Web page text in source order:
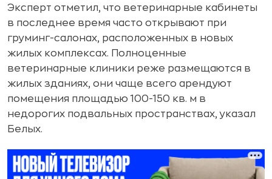
Эксперт отметил, что ветеринарные кабинеты
в последнее время часто открывают при
груминг-салонах, расположенных в новых
жилых комплексах. Полноценные
ветеринарные клиники реже размещаются в
жилых зданиях, они чаще всего арендуют
помещения площадью 100-150 кв. м в
недорогих подвальных пространствах, указал
Белых.